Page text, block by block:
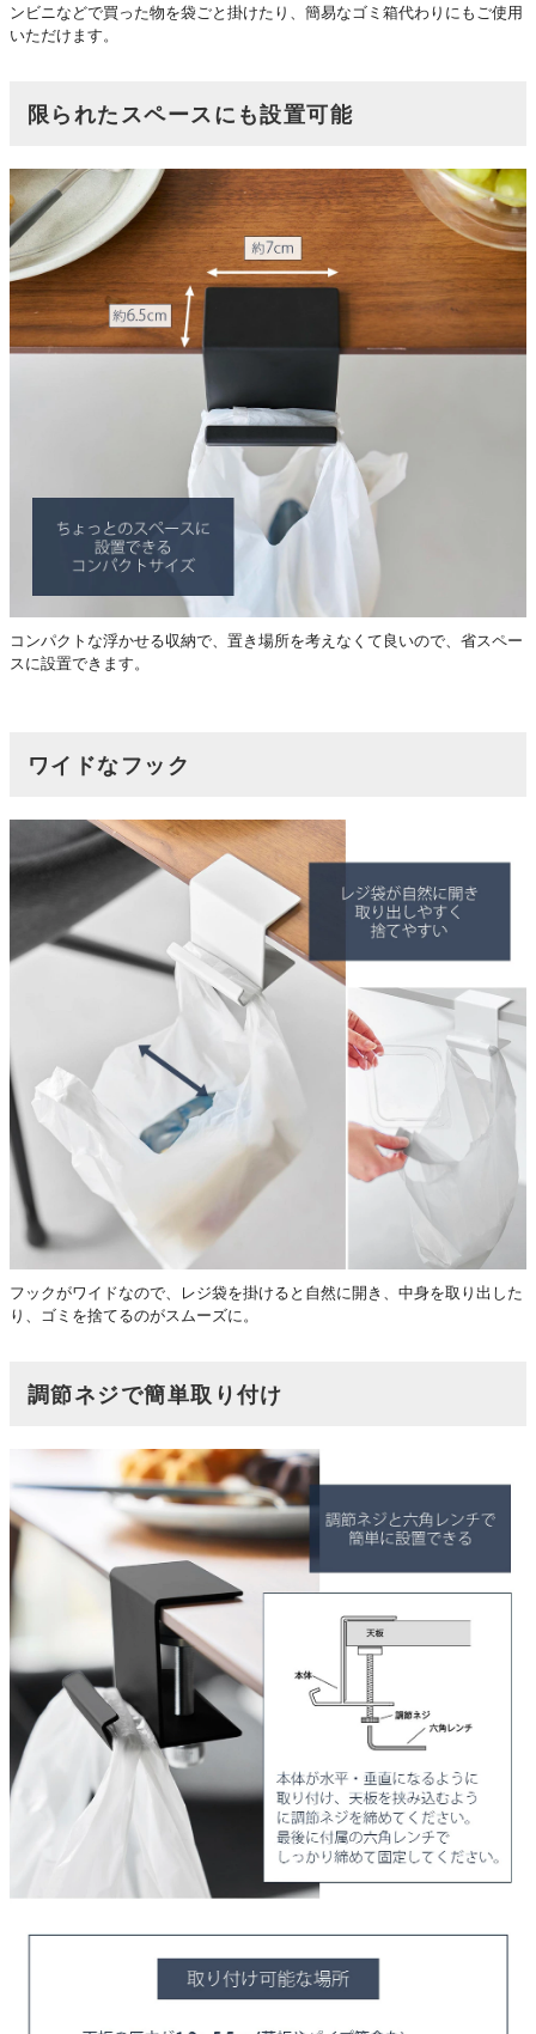
ンビニなどで買った物を袋ごと掛けたり、簡易なゴミ箱代わりにもご使用
いただけます。
限られたスペースにも設置可能
コンパクトな浮かせる収納で、置き場所を考えなくて良いので、省スペー
スに設置できます。
ワイドなフック
フックがワイドなので、レジ袋を掛けると自然に開き、中身を取り出した
り、ゴミを捨てるのがスムーズに。
調節ネジで簡単取り付け